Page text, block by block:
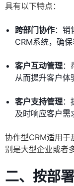
具有以下特点：
跨部门协作：销
CRM系统，确
客户互动管理：
从而提升客户体
客户支持管理：
及时响应客户需
协作型CRM适用于
别是大型企业或者
二、按部